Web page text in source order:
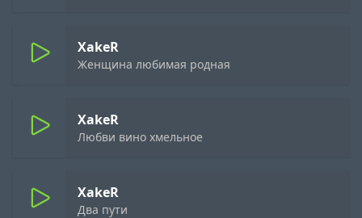
XakeR
Женщина любимая родная
XakeR
Любви вино хмельное
XakeR
Два пути